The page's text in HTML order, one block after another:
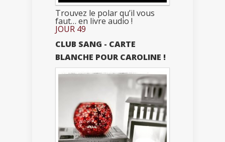
Trouvez le polar qu’il vous
faut… en livre audio !
JOUR 49
CLUB SANG - CARTE
BLANCHE POUR CAROLINE !